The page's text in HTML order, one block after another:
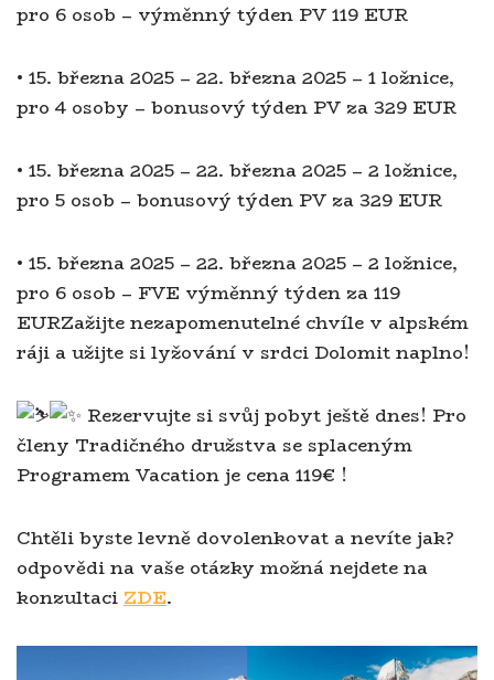
pro 6 osob – výměnný týden PV 119 EUR
• 15. března 2025 – 22. března 2025 – 1 ložnice,
pro 4 osoby – bonusový týden PV za 329 EUR
• 15. března 2025 – 22. března 2025 – 2 ložnice,
pro 5 osob – bonusový týden PV za 329 EUR
• 15. března 2025 – 22. března 2025 – 2 ložnice,
pro 6 osob – FVE výměnný týden za 119
EURZažijte nezapomenutelné chvíle v alpském
ráji a užijte si lyžování v srdci Dolomit naplno!
Rezervujte si svůj pobyt ještě dnes! Pro
členy Tradičného družstva se splaceným
Programem Vacation je cena 119€ !
Chtěli byste levně dovolenkovat a nevíte jak?
odpovědi na vaše otázky možná nejdete na
konzultaci ZDE.